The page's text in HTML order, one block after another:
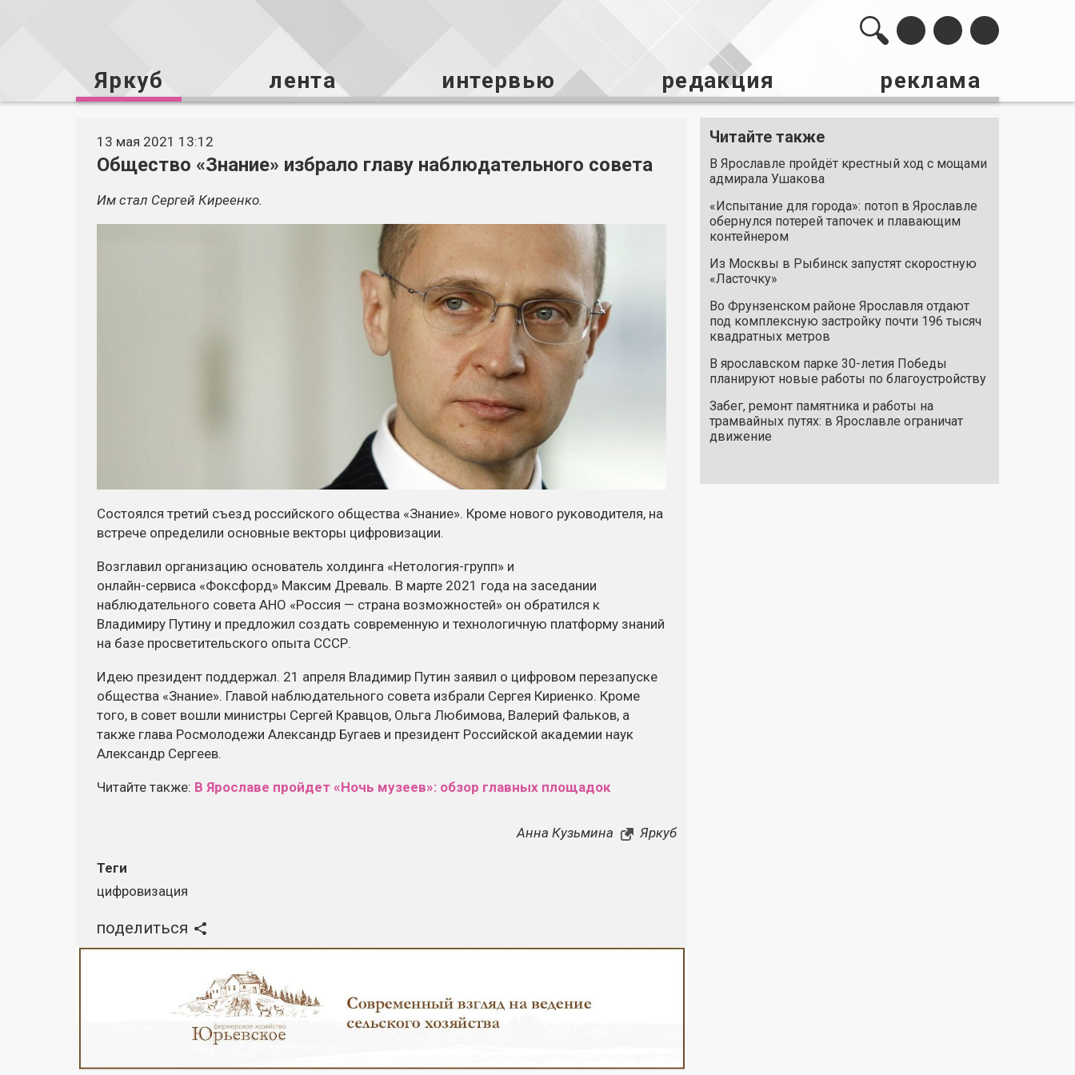
Яркуб лента интервью редакция реклама
13 мая 2021 13:12
Общество «Знание» избрало главу наблюдательного совета
Им стал Сергей Киреенко.
Состоялся третий съезд российского общества «Знание». Кроме нового руководителя, на
встрече определили основные векторы цифровизации.
Возглавил организацию основатель холдинга «Нетология-групп» и
онлайн-сервиса «Фоксфорд» Максим Древаль. В марте 2021 года на заседании
наблюдательного совета АНО «Россия — страна возможностей» он обратился к
Владимиру Путину и предложил создать современную и технологичную платформу знаний
на базе просветительского опыта СССР.
Идею президент поддержал. 21 апреля Владимир Путин заявил о цифровом перезапуске
общества «Знание». Главой наблюдательного совета избрали Сергея Кириенко. Кроме
того, в совет вошли министры Сергей Кравцов, Ольга Любимова, Валерий Фальков, а
также глава Росмолодежи Александр Бугаев и президент Российской академии наук
Александр Сергеев.
Читайте также: В Ярославе пройдет «Ночь музеев»: обзор главных площадок
Анна Кузьмина Яркуб
Теги
цифровизация
поделиться
Читайте также
В Ярославле пройдёт крестный ход с мощами
адмирала Ушакова
«Испытание для города»: потоп в Ярославле
обернулся потерей тапочек и плавающим
контейнером
Из Москвы в Рыбинск запустят скоростную
«Ласточку»
Во Фрунзенском районе Ярославля отдают
под комплексную застройку почти 196 тысяч
квадратных метров
В ярославском парке 30-летия Победы
планируют новые работы по благоустройству
Забег, ремонт памятника и работы на
трамвайных путях: в Ярославле ограничат
движение